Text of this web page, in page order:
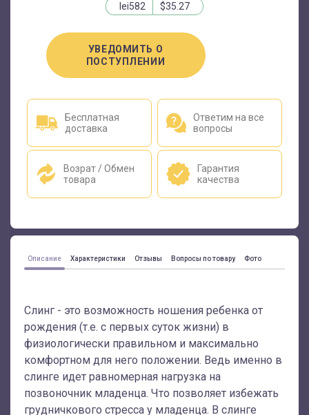
lei582 $35.27
УВЕДОМИТЬ О
ПОСТУПЛЕНИИ
Бесплатная
доставка
Ответим на все
вопросы
Возрат / Обмен
товара
Гарантия
качества
Описание Характеристики Отзывы Вопросы по товару Фото
Слинг - это возможность ношения ребенка от
рождения (т.е. с первых суток жизни) в
физиологически правильном и максимально
комфортном для него положении. Ведь именно в
слинге идет равномерная нагрузка на
позвоночник младенца. Что позволяет избежать
грудничкового стресса у младенца. В слинге